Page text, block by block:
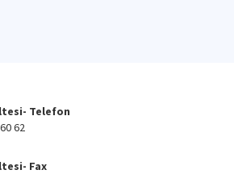
Telefon
62
Fax